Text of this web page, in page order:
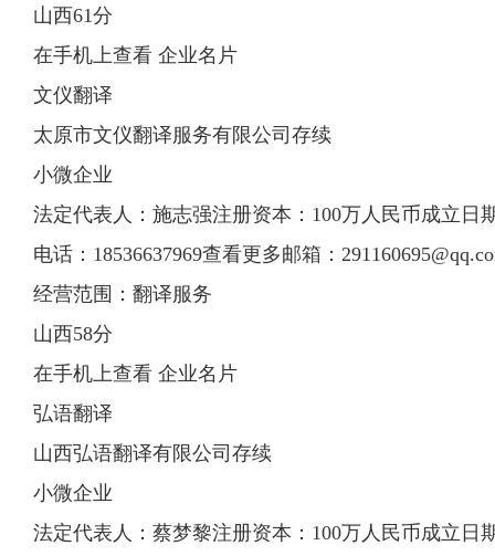
山西61分
在手机上查看 企业名片
文仪翻译
太原市文仪翻译服务有限公司存续
小微企业
法定代表人：施志强注册资本：100万人民币成立日
电话：18536637969查看更多邮箱：
经营范围：翻译服务
山西58分
在手机上查看 企业名片
弘语翻译
山西弘语翻译有限公司存续
小微企业
法定代表人：蔡梦黎注册资本：100万人民币成立日